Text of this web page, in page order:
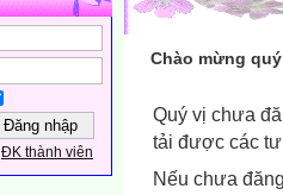
ĐK thành viên
Chào mừng
Quý vị chưa
tải được các
Nếu chưa